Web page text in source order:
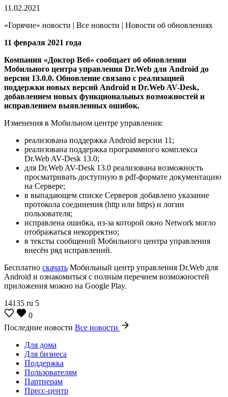
11.02.2021
«Горячие» новости | Все новости | Новости об обновлениях
11 февраля 2021 года
Компания «Доктор Веб» сообщает об обновлении
Мобильного центра управления Dr.Web для Android до
версии 13.0.0. Обновление связано с реализацией
поддержки новых версий Android и Dr.Web AV-Desk,
добавлением новых функциональных возможностей и
исправлением выявленных ошибок.
Изменения в Мобильном центре управления:
реализована поддержка Android версии 11;
реализована поддержка программного комплекса
Dr.Web AV-Desk 13.0;
для Dr.Web AV-Desk 13.0 реализована возможность
просматривать доступную в pdf-формате документацию
на Сервере;
в выпадающем списке Серверов добавлено указание
протокола соединения (http или https) и логин
пользователя;
исправлена ошибка, из-за которой окно Network могло
отображаться некорректно;
в тексты сообщений Мобильного центра управления
внесён ряд исправлений.
Бесплатно скачать Мобильный центр управления Dr.Web для
Android и ознакомиться с полным перечнем возможностей
приложения можно на Google Play.
14135 ru 5
0
Последние новости Все новости
Для дома
Для бизнеса
Поддержка
Пользователям
Партнерам
Пресс-центр